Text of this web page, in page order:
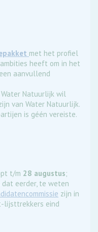
met het profiel
heeft om in het
een aanvullend
Natuurlijk wil
van Water Natuurlijk.
is géén vereiste.
t/m 28 augustus;
eerder, te weten
zijn in
lijsttrekkers eind